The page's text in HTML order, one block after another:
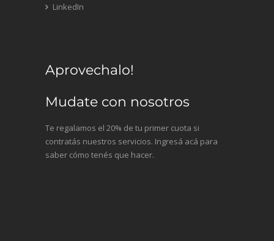
LinkedIn
Aprovechalo!
Mudate con nosotros
Te regalamos el 20% de tu primer cuota si
contratás nuestros servicios. Ingresá acá para
saber cómo tenés que hacer.